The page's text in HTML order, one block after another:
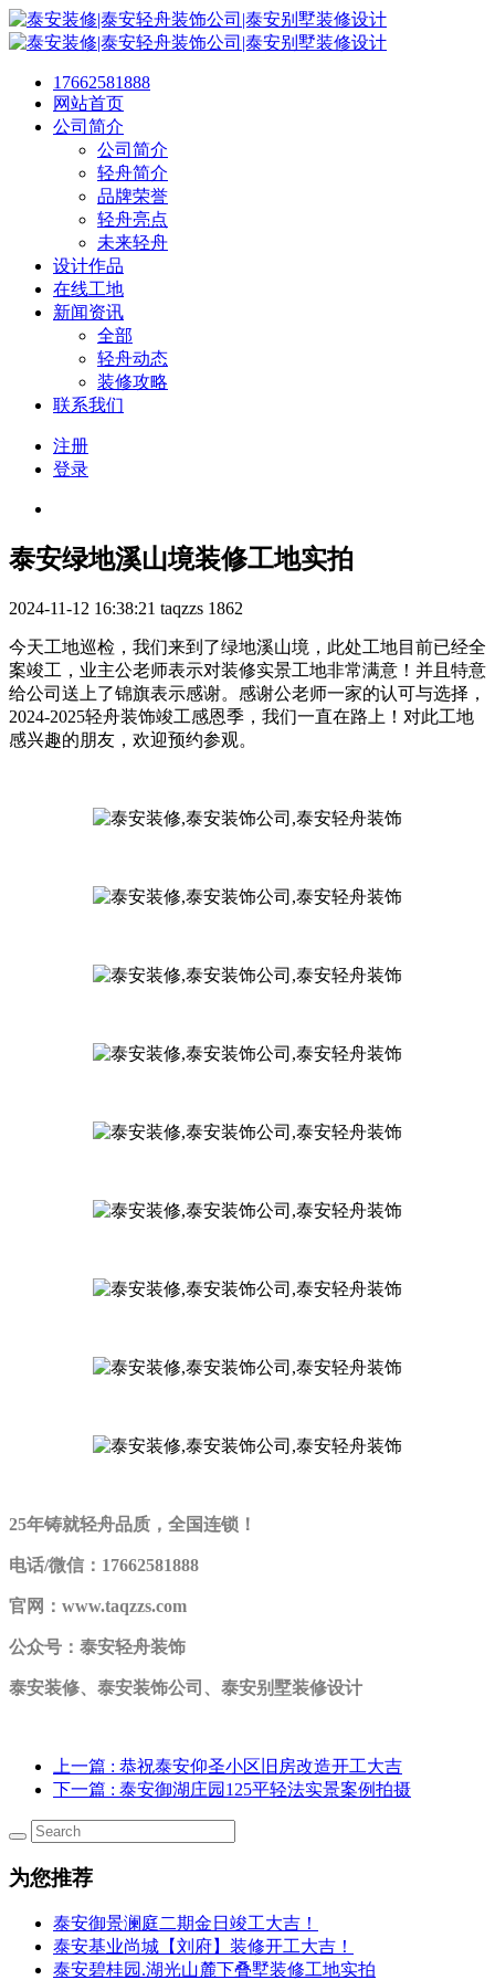
17662581888
网站首页
公司简介
公司简介
轻舟简介
品牌荣誉
轻舟亮点
未来轻舟
设计作品
在线工地
新闻资讯
全部
轻舟动态
装修攻略
联系我们
注册
登录
泰安绿地溪山境装修工地实拍
2024-11-12 16:38:21 taqzzs 1862
今天工地巡检，我们来到了绿地溪山境，此处工地目前已经全
案竣工，业主公老师表示对装修实景工地非常满意！并且特意
给公司送上了锦旗表示感谢。感谢公老师一家的认可与选择，
2024-2025轻舟装饰竣工感恩季，我们一直在路上！对此工地
感兴趣的朋友，欢迎预约参观。
25年铸就轻舟品质，全国连锁！
电话/微信：17662581888
官网：www.taqzzs.com
公众号：泰安轻舟装饰
泰安装修、泰安装饰公司、泰安别墅装修设计
上一篇 : 恭祝泰安仰圣小区旧房改造开工大吉
下一篇 : 泰安御湖庄园125平轻法实景案例拍摄
为您推荐
泰安御景澜庭二期金日竣工大吉！
泰安基业尚城【刘府】装修开工大吉！
泰安碧桂园.湖光山麓下叠墅装修工地实拍